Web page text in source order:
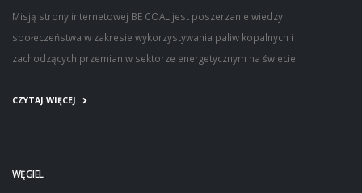
Misją strony internetowej BE COAL jest poszerzanie wiedzy
społeczeństwa w zakresie wykorzystywania paliw kopalnych i
zachodzących przemian w sektorze energetycznym na świecie.
CZYTAJ WIĘCEJ
WĘGIEL